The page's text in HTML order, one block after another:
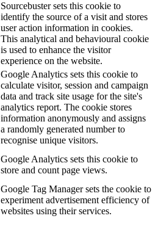
Sourcebuster sets this cookie to
identify the source of a visit and stores
user action information in cookies.
This analytical and behavioural cookie
is used to enhance the visitor
experience on the website.
Google Analytics sets this cookie to
calculate visitor, session and campaign
data and track site usage for the site's
analytics report. The cookie stores
information anonymously and assigns
a randomly generated number to
recognise unique visitors.
Google Analytics sets this cookie to
store and count page views.
Google Tag Manager sets the cookie to
experiment advertisement efficiency of
websites using their services.